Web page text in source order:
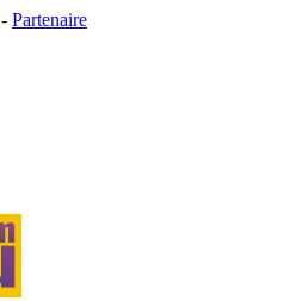
- Partenaire